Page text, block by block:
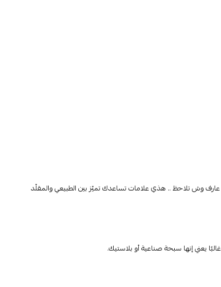
وش تلاحظ .. هذي علامات تساعدك تميّز بين الطبيعي والمقلّد
يعني إنها سبحة صناعية أو بلاستيك.